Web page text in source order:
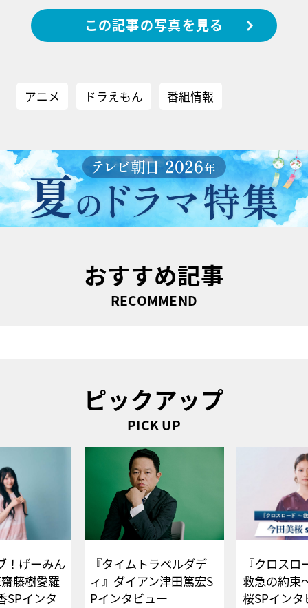
この記事の写真を見る
アニメ ドラえもん 番組情報
おすすめ記事
RECOMMEND
ピックアップ
PICK UP
！げーみん
藤樹愛羅
SPインタ
『タイムトラベルダデ
ィ』ダイアン津田篤宏S
Pインタビュー
『クロス
救急の約束
桜SPイ